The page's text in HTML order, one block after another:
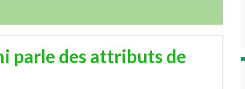
parle des attributs de